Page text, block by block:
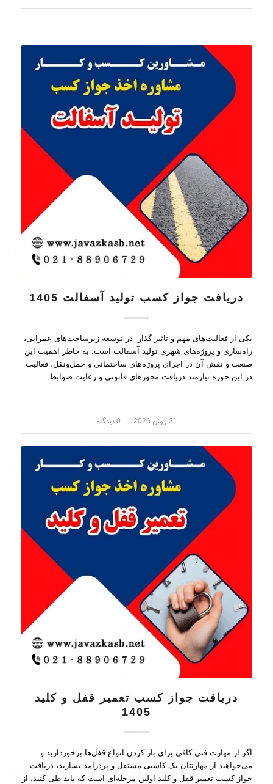
دریافت جواز کسب تولید آسفالت 1405
یکی از فعالیت‌های مهم و تاثیر گذار در توسعه زیرساخت‌های عمرانی،
راه‌سازی و پروژه‌های شهری تولید آسفالت است. به خاطر اهمیت این
صنعت و نقش آن در اجرای پروژه‌های ساختمانی و حمل‌ونقل، فعالیت
در این حوزه نیازمند دریافت مجوزهای قانونی و رعایت ضوابط…
21 ژوئن 2026 / 0 دیدگاه
دریافت جواز کسب تعمیر قفل و کلید
1405
اگر از مهارت فنی کافی برای باز کردن انواع قفل‌ها برخوردارید و
می‌خواهید از مهارتتان یک کاسبی مستقل و پردرآمد بسازید، دریافت
جواز کسب تعمیر قفل و کلید اولین مرحله‌ای است که باید طی کنید. از